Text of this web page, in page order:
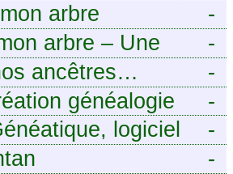
-
arbre
-
arbre – Une
-
ancêtres…
-
généalogie
-
logiciel
-